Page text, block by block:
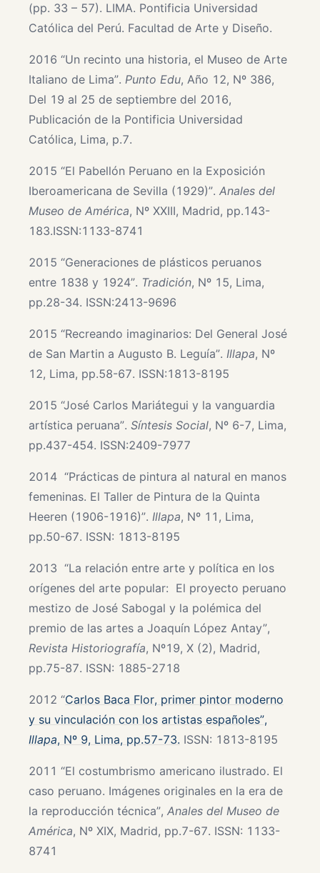
(pp. 33 – 57). LIMA. Pontificia Universidad
Católica del Perú. Facultad de Arte y Diseño.
2016 “Un recinto una historia, el Museo de Arte
Italiano de Lima”. Punto Edu, Año 12, Nº 386,
Del 19 al 25 de septiembre del 2016,
Publicación de la Pontificia Universidad
Católica, Lima, p.7.
2015 “El Pabellón Peruano en la Exposición
Iberoamericana de Sevilla (1929)”. Anales del
Museo de América, Nº XXIII, Madrid, pp.143-
183.ISSN:1133-8741
2015 “Generaciones de plásticos peruanos
entre 1838 y 1924”. Tradición, Nº 15, Lima,
pp.28-34. ISSN:2413-9696
2015 “Recreando imaginarios: Del General José
de San Martin a Augusto B. Leguía”. Illapa, Nº
12, Lima, pp.58-67. ISSN:1813-8195
2015 “José Carlos Mariátegui y la vanguardia
artística peruana”. Síntesis Social, Nº 6-7, Lima,
pp.437-454. ISSN:2409-7977
2014 “Prácticas de pintura al natural en manos
femeninas. El Taller de Pintura de la Quinta
Heeren (1906-1916)”. Illapa, Nº 11, Lima,
pp.50-67. ISSN: 1813-8195
2013 “La relación entre arte y política en los
orígenes del arte popular: El proyecto peruano
mestizo de José Sabogal y la polémica del
premio de las artes a Joaquín López Antay”,
Revista Historiografía, Nº19, X (2), Madrid,
pp.75-87. ISSN: 1885-2718
2012 “Carlos Baca Flor, primer pintor moderno
y su vinculación con los artistas españoles”,
Illapa, Nº 9, Lima, pp.57-73. ISSN: 1813-8195
2011 “El costumbrismo americano ilustrado. El
caso peruano. Imágenes originales en la era de
la reproducción técnica”, Anales del Museo de
América, Nº XIX, Madrid, pp.7-67. ISSN: 1133-
8741